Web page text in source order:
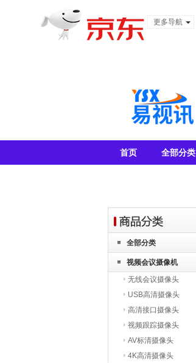
更多导航
首页 全部分类
全部分类
视频会议摄像机
无线会议摄像头
USB高清摄像头
高清接口摄像头
视频跟踪摄像头
AV标清摄像头
4K高清摄像头